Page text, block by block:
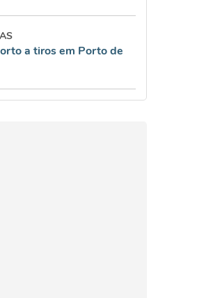
a tiros em Porto de